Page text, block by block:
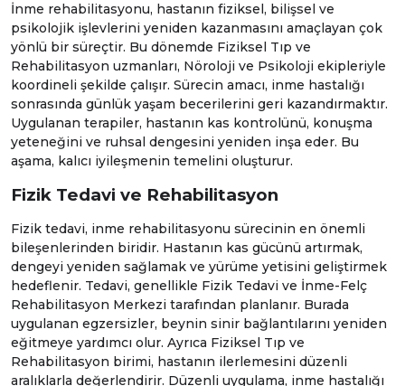
İnme rehabilitasyonu, hastanın fiziksel, bilişsel ve
psikolojik işlevlerini yeniden kazanmasını amaçlayan çok
yönlü bir süreçtir. Bu dönemde Fiziksel Tıp ve
Rehabilitasyon uzmanları, Nöroloji ve Psikoloji ekipleriyle
koordineli şekilde çalışır. Sürecin amacı, inme hastalığı
sonrasında günlük yaşam becerilerini geri kazandırmaktır.
Uygulanan terapiler, hastanın kas kontrolünü, konuşma
yeteneğini ve ruhsal dengesini yeniden inşa eder. Bu
aşama, kalıcı iyileşmenin temelini oluşturur.
Fizik Tedavi ve Rehabilitasyon
Fizik tedavi, inme rehabilitasyonu sürecinin en önemli
bileşenlerinden biridir. Hastanın kas gücünü artırmak,
dengeyi yeniden sağlamak ve yürüme yetisini geliştirmek
hedeflenir. Tedavi, genellikle Fizik Tedavi ve İnme-Felç
Rehabilitasyon Merkezi tarafından planlanır. Burada
uygulanan egzersizler, beynin sinir bağlantılarını yeniden
eğitmeye yardımcı olur. Ayrıca Fiziksel Tıp ve
Rehabilitasyon birimi, hastanın ilerlemesini düzenli
aralıklarla değerlendirir. Düzenli uygulama, inme hastalığı